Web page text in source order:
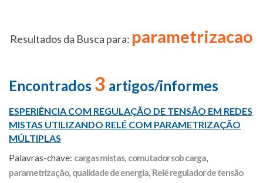
Resultados da Busca para: parametrizacao
Encontrados 3 artigos/informes
ESPERIÊNCIA COM REGULAÇÃO DE TENSÃO EM REDES
MISTAS UTILIZANDO RELÉ COM PARAMETRIZAÇÃO
MÚLTIPLAS
Palavras-chave: cargas mistas, comutador sob carga,
parametrização, qualidade de energia, Relé regulador de tensão